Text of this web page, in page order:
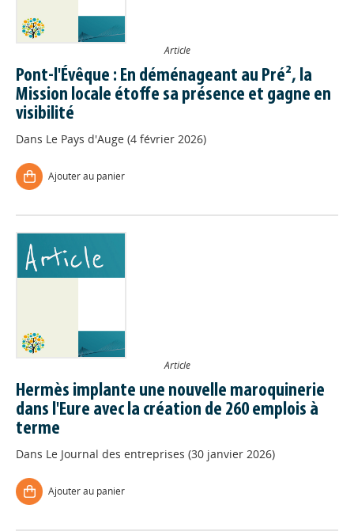
Article
Pont-l'Évêque : En déménageant au Pré², la
Mission locale étoffe sa présence et gagne en
visibilité
Dans Le Pays d'Auge (4 février 2026)
Ajouter au panier
Article
Hermès implante une nouvelle maroquinerie
dans l'Eure avec la création de 260 emplois à
terme
Dans Le Journal des entreprises (30 janvier 2026)
Ajouter au panier